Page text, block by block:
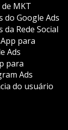
MKT
do Google Ads
Rede Social
para
Ads
para
Ads
do usuário